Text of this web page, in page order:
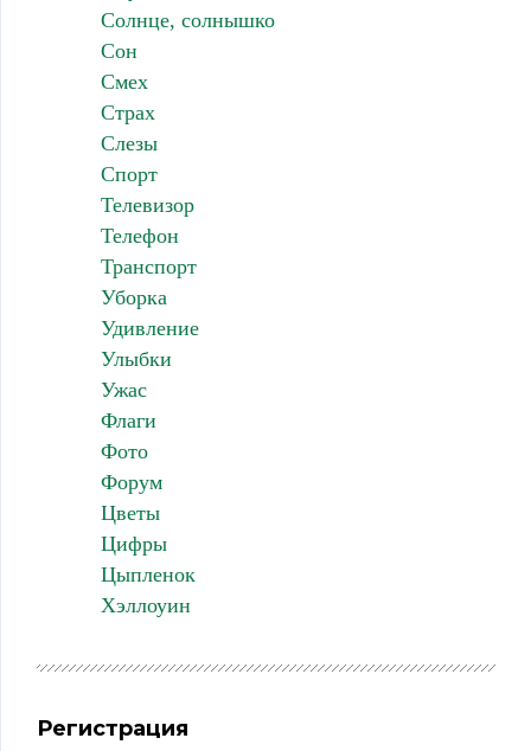
Солнце, солнышко
Сон
Смех
Страх
Слезы
Спорт
Телевизор
Телефон
Транспорт
Уборка
Удивление
Улыбки
Ужас
Флаги
Фото
Форум
Цветы
Цифры
Цыпленок
Хэллоуин
Регистрация